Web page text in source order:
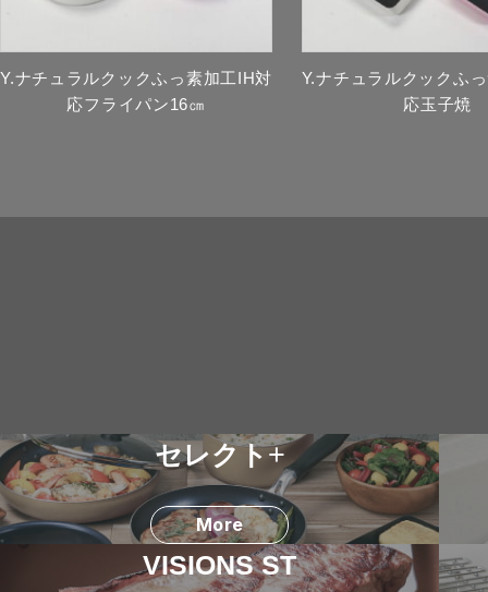
Y.ナチュラルクックふっ素加工IH対
応フライパン16㎝
Y.ナチュラルクックふ
応玉子焼
セレクト+
More
VISIONS ST